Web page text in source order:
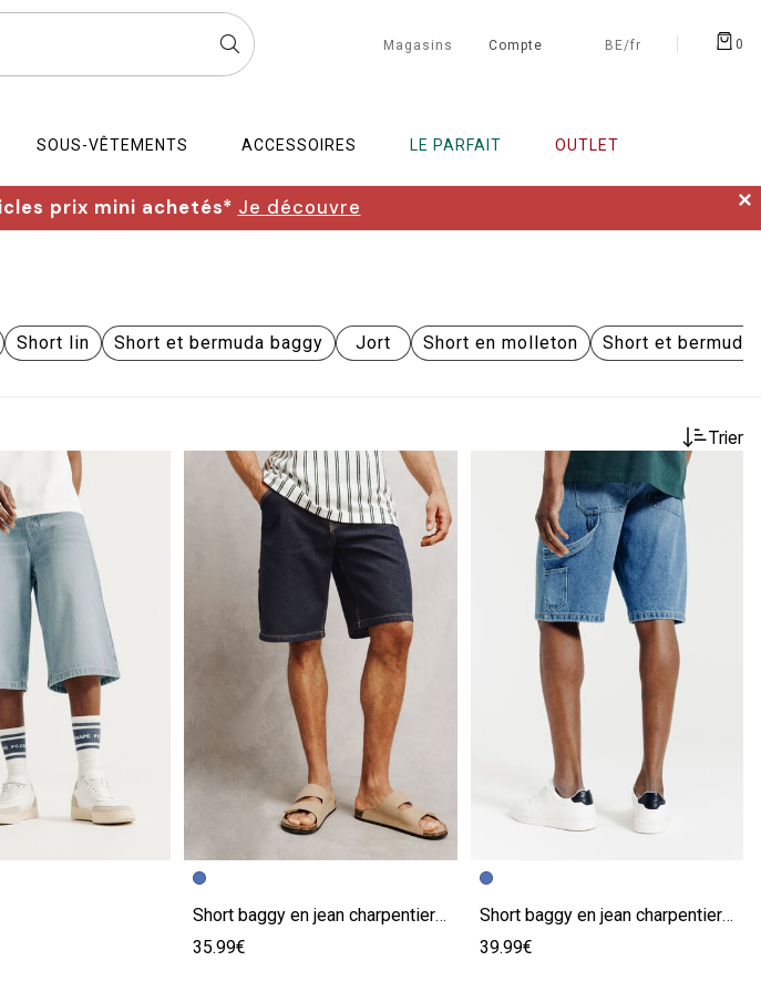
Magasins Compte BE/fr 0
SOUS-VÊTEMENTS ACCESSOIRES LE PARFAIT OUTLET
prix mini achetés* Je découvre ✕
Short lin Short et bermuda baggy Jort Short en molleton Short et bermuda
Trier
Image précédente
Image suivante
Short baggy en jean charpentier bleu
35.99€
Image précédente
Image suivante
Short baggy en jean charpentier bleu
39.99€